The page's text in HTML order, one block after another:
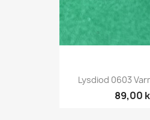
Lysdiod 0603
89,00